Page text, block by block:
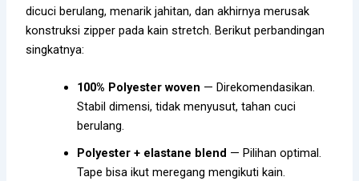
dicuci berulang, menarik jahitan, dan akhirnya merusak
konstruksi zipper pada kain stretch. Berikut perbandingan
singkatnya:
100% Polyester woven — Direkomendasikan.
Stabil dimensi, tidak menyusut, tahan cuci
berulang.
Polyester + elastane blend — Pilihan optimal.
Tape bisa ikut meregang mengikuti kain.